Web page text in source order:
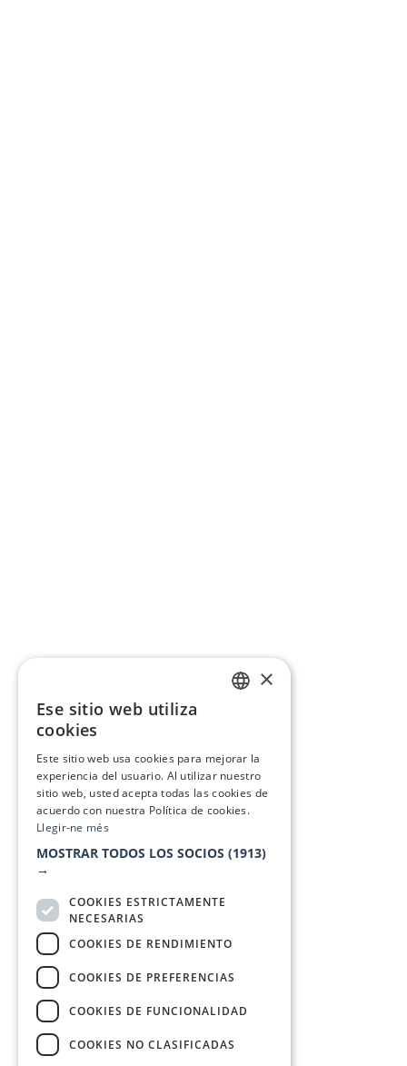
×
Ese sitio web utiliza
cookies
Este sitio web usa cookies para mejorar la
experiencia del usuario. Al utilizar nuestro
sitio web, usted acepta todas las cookies de
acuerdo con nuestra Política de cookies.
Llegir-ne més
MOSTRAR TODOS LOS SOCIOS (1913)
→
COOKIES ESTRICTAMENTE
NECESARIAS
COOKIES DE RENDIMIENTO
COOKIES DE PREFERENCIAS
COOKIES DE FUNCIONALIDAD
COOKIES NO CLASIFICADAS